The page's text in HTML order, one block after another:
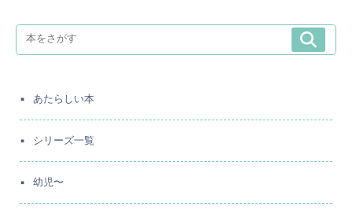
あたらしい本
シリーズ一覧
幼児〜